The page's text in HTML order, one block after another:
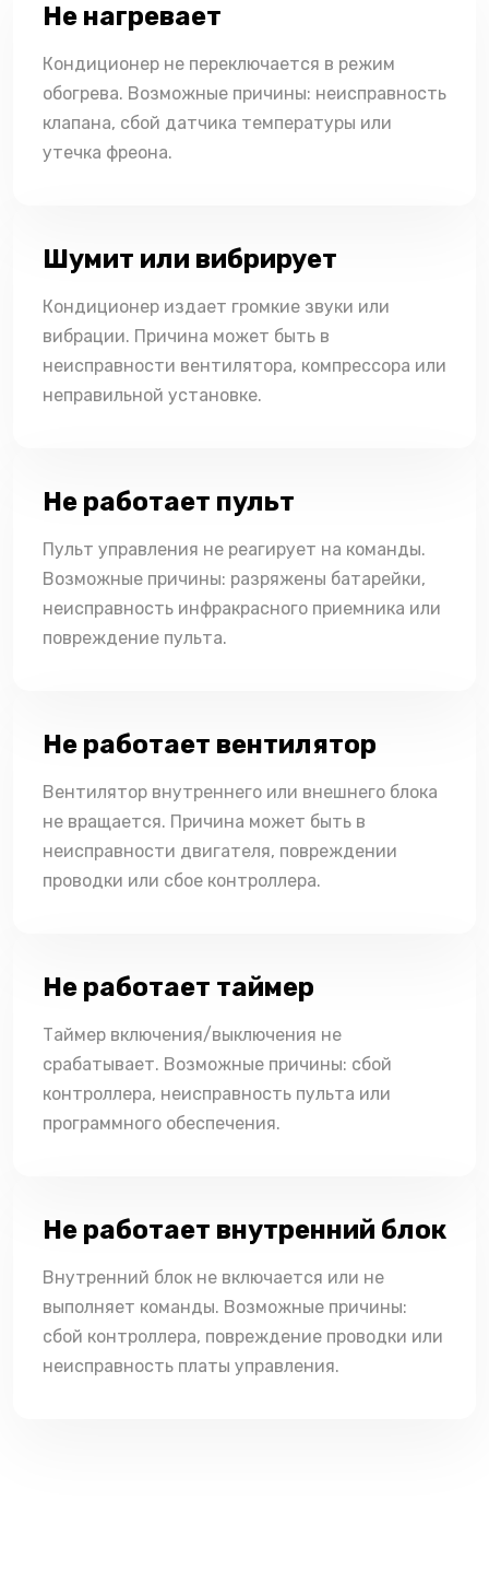
Не нагревает
Кондиционер не переключается в режим
обогрева. Возможные причины: неисправность
клапана, сбой датчика температуры или
утечка фреона.
Шумит или вибрирует
Кондиционер издает громкие звуки или
вибрации. Причина может быть в
неисправности вентилятора, компрессора или
неправильной установке.
Не работает пульт
Пульт управления не реагирует на команды.
Возможные причины: разряжены батарейки,
неисправность инфракрасного приемника или
повреждение пульта.
Не работает вентилятор
Вентилятор внутреннего или внешнего блока
не вращается. Причина может быть в
неисправности двигателя, повреждении
проводки или сбое контроллера.
Не работает таймер
Таймер включения/выключения не
срабатывает. Возможные причины: сбой
контроллера, неисправность пульта или
программного обеспечения.
Не работает внутренний блок
Внутренний блок не включается или не
выполняет команды. Возможные причины:
сбой контроллера, повреждение проводки или
неисправность платы управления.